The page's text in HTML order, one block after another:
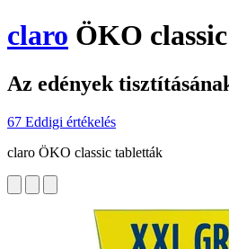
claro ÖKO
Az edények
67 Eddigi értékelés
claro ÖKO classic tabletták